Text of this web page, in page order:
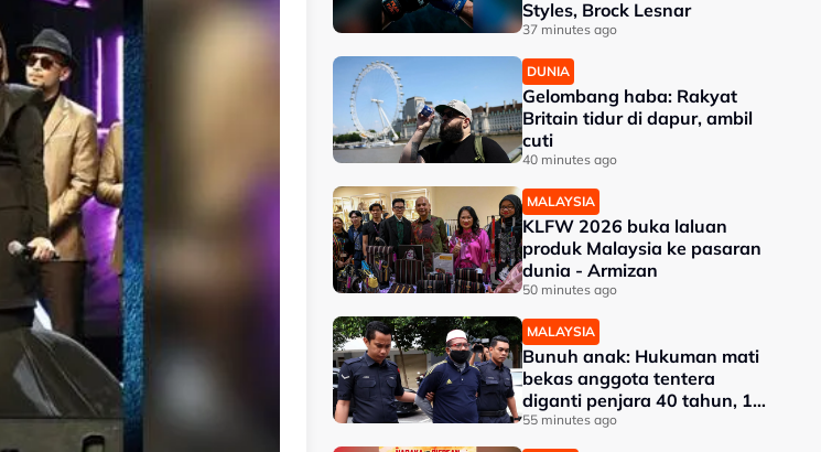
Styles, Brock Lesnar
37 minutes ago
DUNIA
Gelombang haba: Rakyat
Britain tidur di dapur, ambil
cuti
40 minutes ago
MALAYSIA
KLFW 2026 buka laluan
produk Malaysia ke pasaran
dunia - Armizan
50 minutes ago
MALAYSIA
Bunuh anak: Hukuman mati
bekas anggota tentera
diganti penjara 40 tahun, 12
sebatan
55 minutes ago